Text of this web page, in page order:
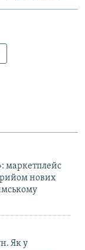
маркетплейс
нових
Як у